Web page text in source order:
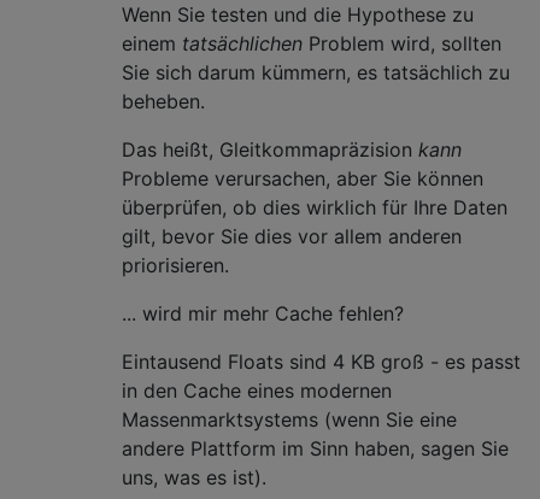
Wenn Sie testen und die Hypothese zu
einem tatsächlichen Problem wird, sollten
Sie sich darum kümmern, es tatsächlich zu
beheben.
Das heißt, Gleitkommapräzision kann
Probleme verursachen, aber Sie können
überprüfen, ob dies wirklich für Ihre Daten
gilt, bevor Sie dies vor allem anderen
priorisieren.
... wird mir mehr Cache fehlen?
Eintausend Floats sind 4 KB groß - es passt
in den Cache eines modernen
Massenmarktsystems (wenn Sie eine
andere Plattform im Sinn haben, sagen Sie
uns, was es ist).